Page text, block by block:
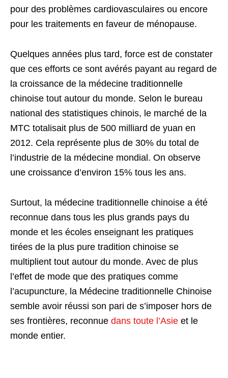
pour des problèmes cardiovasculaires ou encore
pour les traitements en faveur de ménopause.
Quelques années plus tard, force est de constater
que ces efforts ce sont avérés payant au regard de
la croissance de la médecine traditionnelle
chinoise tout autour du monde. Selon le bureau
national des statistiques chinois, le marché de la
MTC totalisait plus de 500 milliard de yuan en
2012. Cela représente plus de 30% du total de
l’industrie de la médecine mondial. On observe
une croissance d’environ 15% tous les ans.
Surtout, la médecine traditionnelle chinoise a été
reconnue dans tous les plus grands pays du
monde et les écoles enseignant les pratiques
tirées de la plus pure tradition chinoise se
multiplient tout autour du monde. Avec de plus
l’effet de mode que des pratiques comme
l’acupuncture, la Médecine traditionnelle Chinoise
semble avoir réussi son pari de s’imposer hors de
ses frontières, reconnue dans toute l’Asie et le
monde entier.